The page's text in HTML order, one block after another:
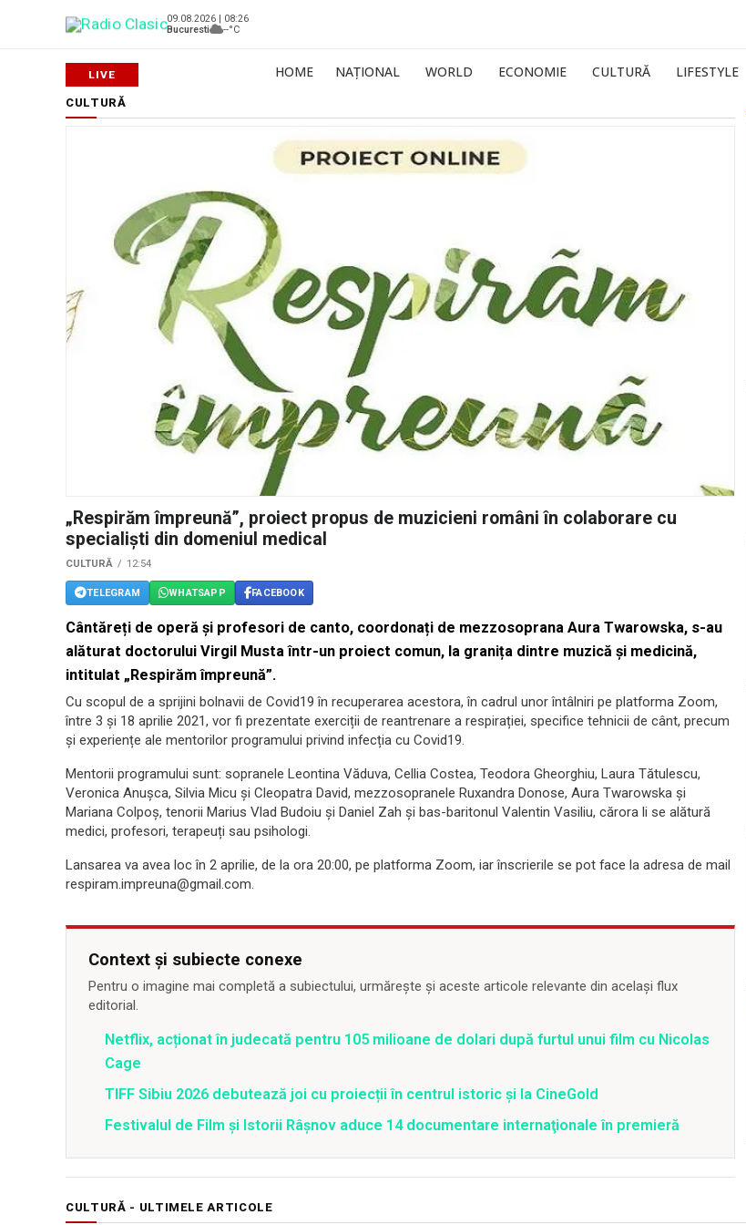
09.08.2026 | 08:26
Bucuresti
--°C
HOME NAȚIONAL WORLD ECONOMIE CULTURĂ LIFESTYLE
CULTURĂ
„Respirăm împreună”, proiect propus de muzicieni români în colaborare cu
specialiști din domeniul medical
CULTURĂ 12:54
TELEGRAM WHATSAPP FACEBOOK
Cântăreți de operă și profesori de canto, coordonați de mezzosoprana Aura Twarowska, s-au
alăturat doctorului Virgil Musta într-un proiect comun, la granița dintre muzică și medicină,
intitulat „Respirăm împreună”.
Cu scopul de a sprijini bolnavii de Covid19 în recuperarea acestora, în cadrul unor întâlniri pe platforma Zoom,
între 3 și 18 aprilie 2021, vor fi prezentate exerciții de reantrenare a respirației, specifice tehnicii de cânt, precum
și experiențe ale mentorilor programului privind infecția cu Covid19.
Mentorii programului sunt: sopranele Leontina Văduva, Cellia Costea, Teodora Gheorghiu, Laura Tătulescu,
Veronica Anușca, Silvia Micu și Cleopatra David, mezzosopranele Ruxandra Donose, Aura Twarowska și
Mariana Colpoș, tenorii Marius Vlad Budoiu și Daniel Zah și bas-baritonul Valentin Vasiliu, cărora li se alătură
medici, profesori, terapeuți sau psihologi.
Lansarea va avea loc în 2 aprilie, de la ora 20:00, pe platforma Zoom, iar înscrierile se pot face la adresa de mail
respiram.impreuna@gmail.com.
Context și subiecte conexe
Pentru o imagine mai completă a subiectului, urmărește și aceste articole relevante din același flux
editorial.
Netflix, acționat în judecată pentru 105 milioane de dolari după furtul unui film cu Nicolas
Cage
TIFF Sibiu 2026 debutează joi cu proiecții în centrul istoric și la CineGold
Festivalul de Film şi Istorii Râşnov aduce 14 documentare internaţionale în premieră
CULTURĂ - ULTIMELE ARTICOLE